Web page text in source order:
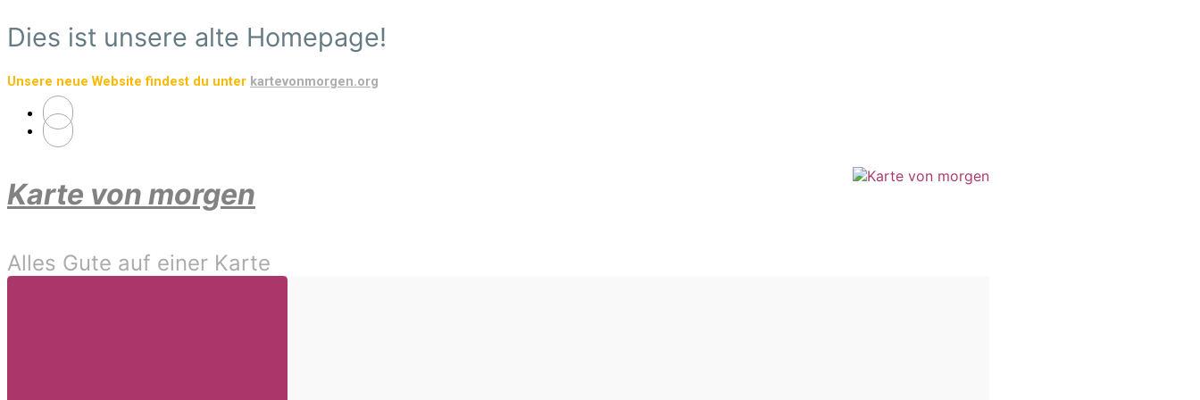
Zum
Hauptinhalt
Dies ist unsere alte Homepage!
Unsere neue Website findest du unter kartevonmorgen.org
Karte von morgen
Alles Gute auf einer Karte